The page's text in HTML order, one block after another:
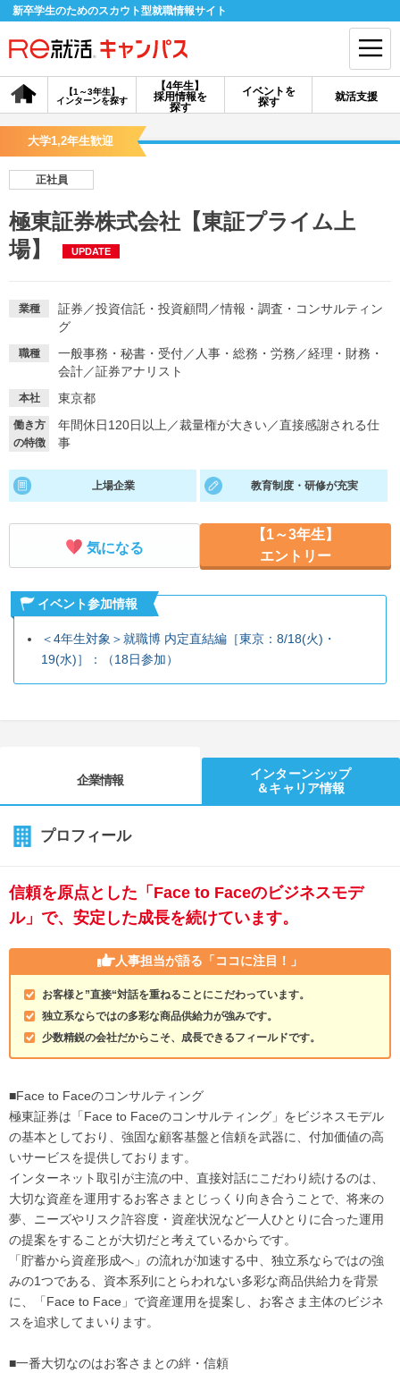
新卒学生のためのスカウト型就職情報サイト
【4年生】
採用情報を
探す
【1～3年生】
インターンを探す
イベントを
探す
就活支援
会員登録 ログイン
探す
【4年生】
イベントを探す
就活支援 就活コラム
あなたに合う仕事を診断！ 動画で対策講座をチェック
就活ニュースペーパー
就活時事ニュースを更新
よくある質問
大学1,2年生歓迎
正社員
極東証券株式会社【東証プライム上
場】
UPDATE
業種 証券 ／投資信託・投資顧問 ／情報・調査・コンサルティン
グ
職種 一般事務・秘書・受付／ 人事・総務・労務 ／経理・財務・
会計／証券アナリスト
本社 東京都
働き方
の特徴
年間休日120日以上 ／裁量権が大きい／直接感謝される仕
事
上場企業 教育制度・研修が充実
気になる
【1～3年生】
エントリー
イベント参加情報
＜4年生対象＞就職博 内定直結編［東京：8/18(火)・
19(水)］：（18日参加）
企業情報
インターンシップ
＆キャリア情報
プロフィール
信頼を原点とした「Face to Faceのビジネスモデ
ル」で、安定した成長を続けています。
人事担当が語る 「ココに注目！」
お客様と”直接“対話を重ねることにこだわっています。
独立系ならではの多彩な商品供給力が強みです。
少数精鋭の会社だからこそ、成長できるフィールドです。
■Face to Faceのコンサルティング
極東証券は「Face to Faceのコンサルティング」をビジネスモデル
の基本としており、強固な顧客基盤と信頼を武器に、付加価値の高
いサービスを提供しております。
インターネット取引が主流の中、直接対話にこだわり続けるのは、
大切な資産を運用するお客さまとじっくり向き合うことで、将来の
夢、ニーズやリスク許容度・資産状況など一人ひとりに合った運用
の提案をすることが大切だと考えているからです。
「貯蓄から資産形成へ」の流れが加速する中、独立系ならではの強
みの1つである、資本系列にとらわれない多彩な商品供給力を背景
に、「Face to Face」で資産運用を提案し、お客さま主体のビジネ
スを追求してまいります。
■一番大切なのはお客さまとの絆・信頼